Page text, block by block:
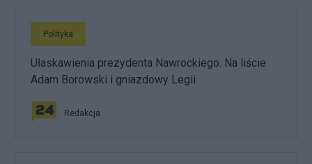
Polityka
Ułaskawienia prezydenta Nawrockiego. Na liście
Adam Borowski i gniazdowy Legii
Redakcja